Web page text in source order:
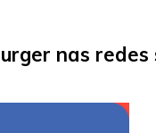
nas redes